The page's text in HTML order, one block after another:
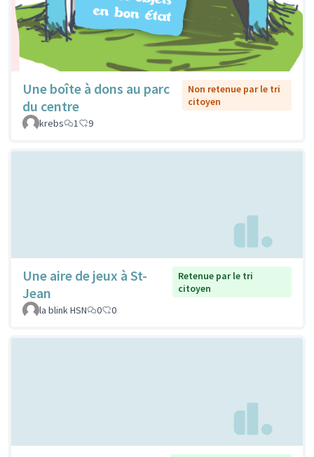
Une boîte à dons au parc
du centre
Non retenue par le tri
citoyen
krebs
1 9
Une aire de jeux à St-
Jean
Retenue par le tri
citoyen
la blink HSN
0 0